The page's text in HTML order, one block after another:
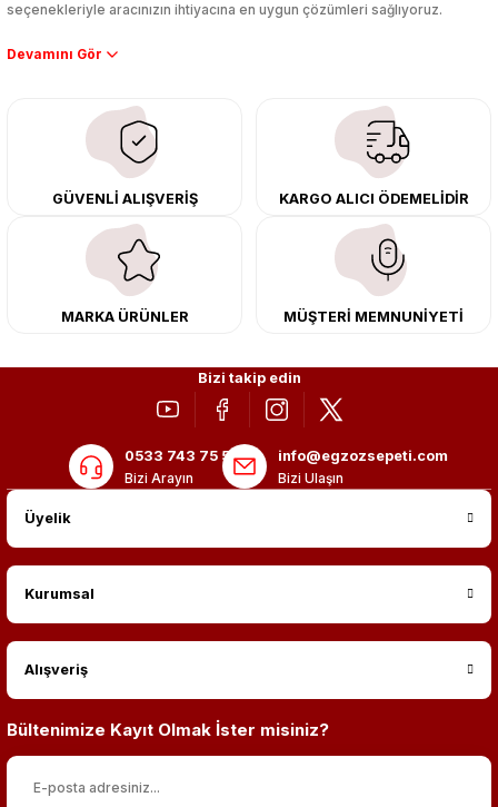
seçenekleriyle aracınızın ihtiyacına en uygun çözümleri sağlıyoruz.
Performans artışı isteyen sürücüler için özel performans egzozları ve
çıkma orijinal ürünler ile yenileyebilir, body kit uygulamalarıyla aracınızın
tasarımını ve aerodinamisini üst seviyeye taşıyabilirsiniz.
Tüm ürünlerimiz orijinal, dayanıklı ve uzun ömürlüdür. İstanbul’daki montaj
merkezimizde profesyonel montaj yapıyor, Türkiye’nin her yerine güvenli
kargo ile teslimat gerçekleştiriyoruz. Aracınıza değer katmak için doğru
adres: Egzoz Sepeti.
GÜVENLİ ALIŞVERİŞ KARGO ALICI ÖDEMELİDİR
MARKA ÜRÜNLER MÜŞTERİ MEMNUNİYETİ
Bizi takip edin
0533 743 75 56
Bizi Arayın
info@egzozsepeti.com
Bizi Ulaşın
Üyelik
Kurumsal
Alışveriş
Bültenimize Kayıt Olmak İster misiniz?